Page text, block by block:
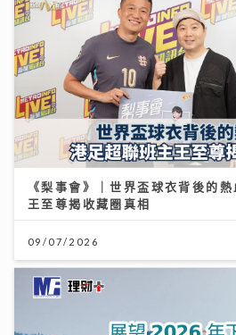
《梨事會》｜世界盃球衣背後的
王至尊揭收藏圈真相
09/07/2026